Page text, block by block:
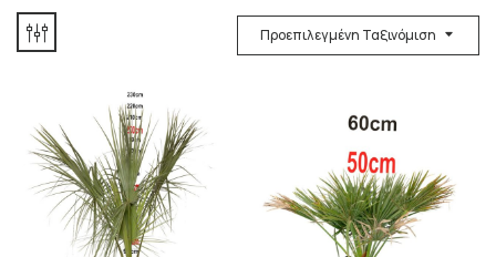
Προεπιλεγμένη Ταξινόμιση